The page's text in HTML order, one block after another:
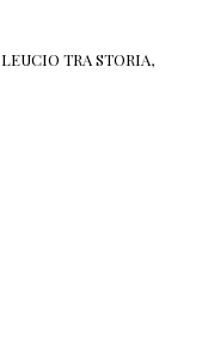
TRA STORIA,